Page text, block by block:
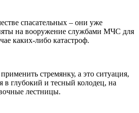
спасательных – они уже
на вооружение службами МЧС для
каких-либо катастроф.
стремянку, а это ситуация,
в глубокий и тесный колодец, на
лестницы.